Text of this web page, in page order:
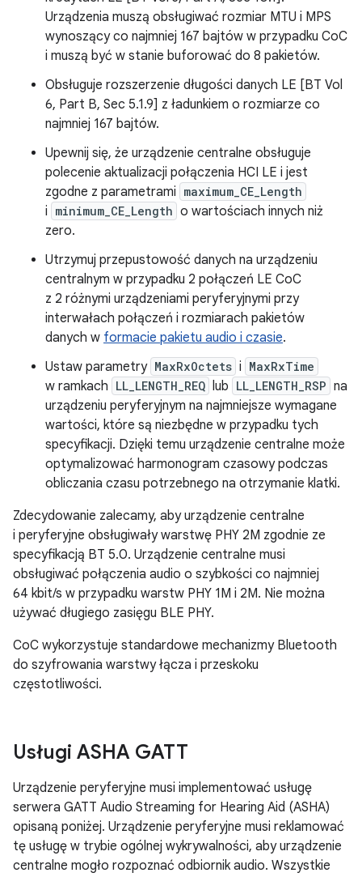
Urządzenia muszą obsługiwać rozmiar MTU i MPS
wynoszący co najmniej 167 bajtów w przypadku CoC
i muszą być w stanie buforować do 8 pakietów.
Obsługuje rozszerzenie długości danych LE [BT Vol
6, Part B, Sec 5.1.9] z ładunkiem o rozmiarze co
najmniej 167 bajtów.
Upewnij się, że urządzenie centralne obsługuje
polecenie aktualizacji połączenia HCI LE i jest
zgodne z parametrami maximum_CE_Length
i minimum_CE_Length o wartościach innych niż
zero.
Utrzymuj przepustowość danych na urządzeniu
centralnym w przypadku 2 połączeń LE CoC
z 2 różnymi urządzeniami peryferyjnymi przy
interwałach połączeń i rozmiarach pakietów
danych w formacie pakietu audio i czasie.
Ustaw parametry MaxRxOctets i MaxRxTime
w ramkach LL_LENGTH_REQ lub LL_LENGTH_RSP na
urządzeniu peryferyjnym na najmniejsze wymagane
wartości, które są niezbędne w przypadku tych
specyfikacji. Dzięki temu urządzenie centralne może
optymalizować harmonogram czasowy podczas
obliczania czasu potrzebnego na otrzymanie klatki.
Zdecydowanie zalecamy, aby urządzenie centralne
i peryferyjne obsługiwały warstwę PHY 2M zgodnie ze
specyfikacją BT 5.0. Urządzenie centralne musi
obsługiwać połączenia audio o szybkości co najmniej
64 kbit/s w przypadku warstw PHY 1M i 2M. Nie można
używać długiego zasięgu BLE PHY.
CoC wykorzystuje standardowe mechanizmy Bluetooth
do szyfrowania warstwy łącza i przeskoku
częstotliwości.
Usługi ASHA GATT
Urządzenie peryferyjne musi implementować usługę
serwera GATT Audio Streaming for Hearing Aid (ASHA)
opisaną poniżej. Urządzenie peryferyjne musi reklamować
tę usługę w trybie ogólnej wykrywalności, aby urządzenie
centralne mogło rozpoznać odbiornik audio. Wszystkie